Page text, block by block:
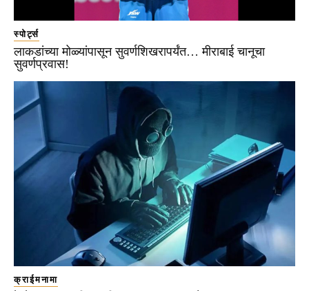
स्पोर्ट्स
लाकडांच्या मोळ्यांपासून सुवर्णशिखरापर्यंत… मीराबाई चानूचा
सुवर्णप्रवास!
क्राईमनामा